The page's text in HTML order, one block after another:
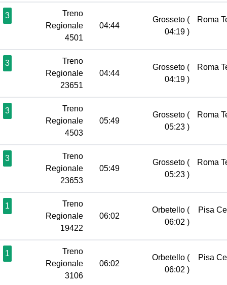
3
Treno
Regionale
4501
04:44
Grosseto (
04:19 )
Roma
3
Treno
Regionale
23651
04:44
Grosseto (
04:19 )
Roma
3
Treno
Regionale
4503
05:49
Grosseto (
05:23 )
Roma
3
Treno
Regionale
23653
05:49
Grosseto (
05:23 )
Roma
1
Treno
Regionale
19422
06:02
Orbetello (
06:02 )
Pisa
1
Treno
Regionale
3106
06:02
Orbetello (
06:02 )
Pisa